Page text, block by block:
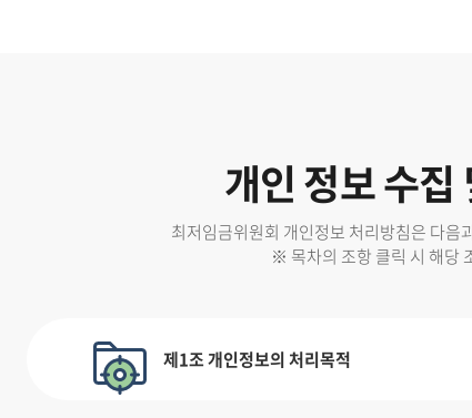
개인 정보 수집
최저임금위원회 개인정보 처리방침은 다음
※ 목차의 조항 클릭 시 해당
제1조 개인정보의 처리목적